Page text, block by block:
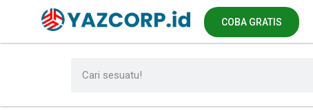
COBA GRATIS